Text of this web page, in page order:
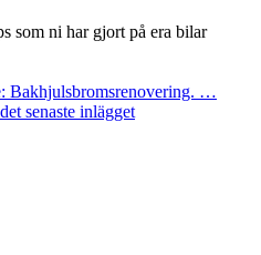
som ni har gjort på era bilar
Bakhjulsbromsrenovering. …
senaste inlägget